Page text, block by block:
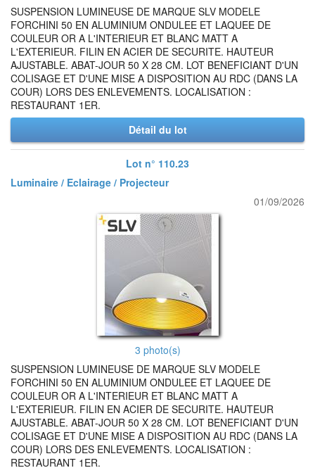
SUSPENSION LUMINEUSE DE MARQUE SLV MODELE
FORCHINI 50 EN ALUMINIUM ONDULEE ET LAQUEE DE
COULEUR OR A L'INTERIEUR ET BLANC MATT A
L'EXTERIEUR. FILIN EN ACIER DE SECURITE. HAUTEUR
AJUSTABLE. ABAT-JOUR 50 X 28 CM. LOT BENEFICIANT D'UN
COLISAGE ET D'UNE MISE A DISPOSITION AU RDC (DANS LA
COUR) LORS DES ENLEVEMENTS. LOCALISATION :
RESTAURANT 1ER.
Détail du lot
Lot n° 110.23
Luminaire / Eclairage / Projecteur
01/09/2026
3 photo(s)
SUSPENSION LUMINEUSE DE MARQUE SLV MODELE
FORCHINI 50 EN ALUMINIUM ONDULEE ET LAQUEE DE
COULEUR OR A L'INTERIEUR ET BLANC MATT A
L'EXTERIEUR. FILIN EN ACIER DE SECURITE. HAUTEUR
AJUSTABLE. ABAT-JOUR 50 X 28 CM. LOT BENEFICIANT D'UN
COLISAGE ET D'UNE MISE A DISPOSITION AU RDC (DANS LA
COUR) LORS DES ENLEVEMENTS. LOCALISATION :
RESTAURANT 1ER.